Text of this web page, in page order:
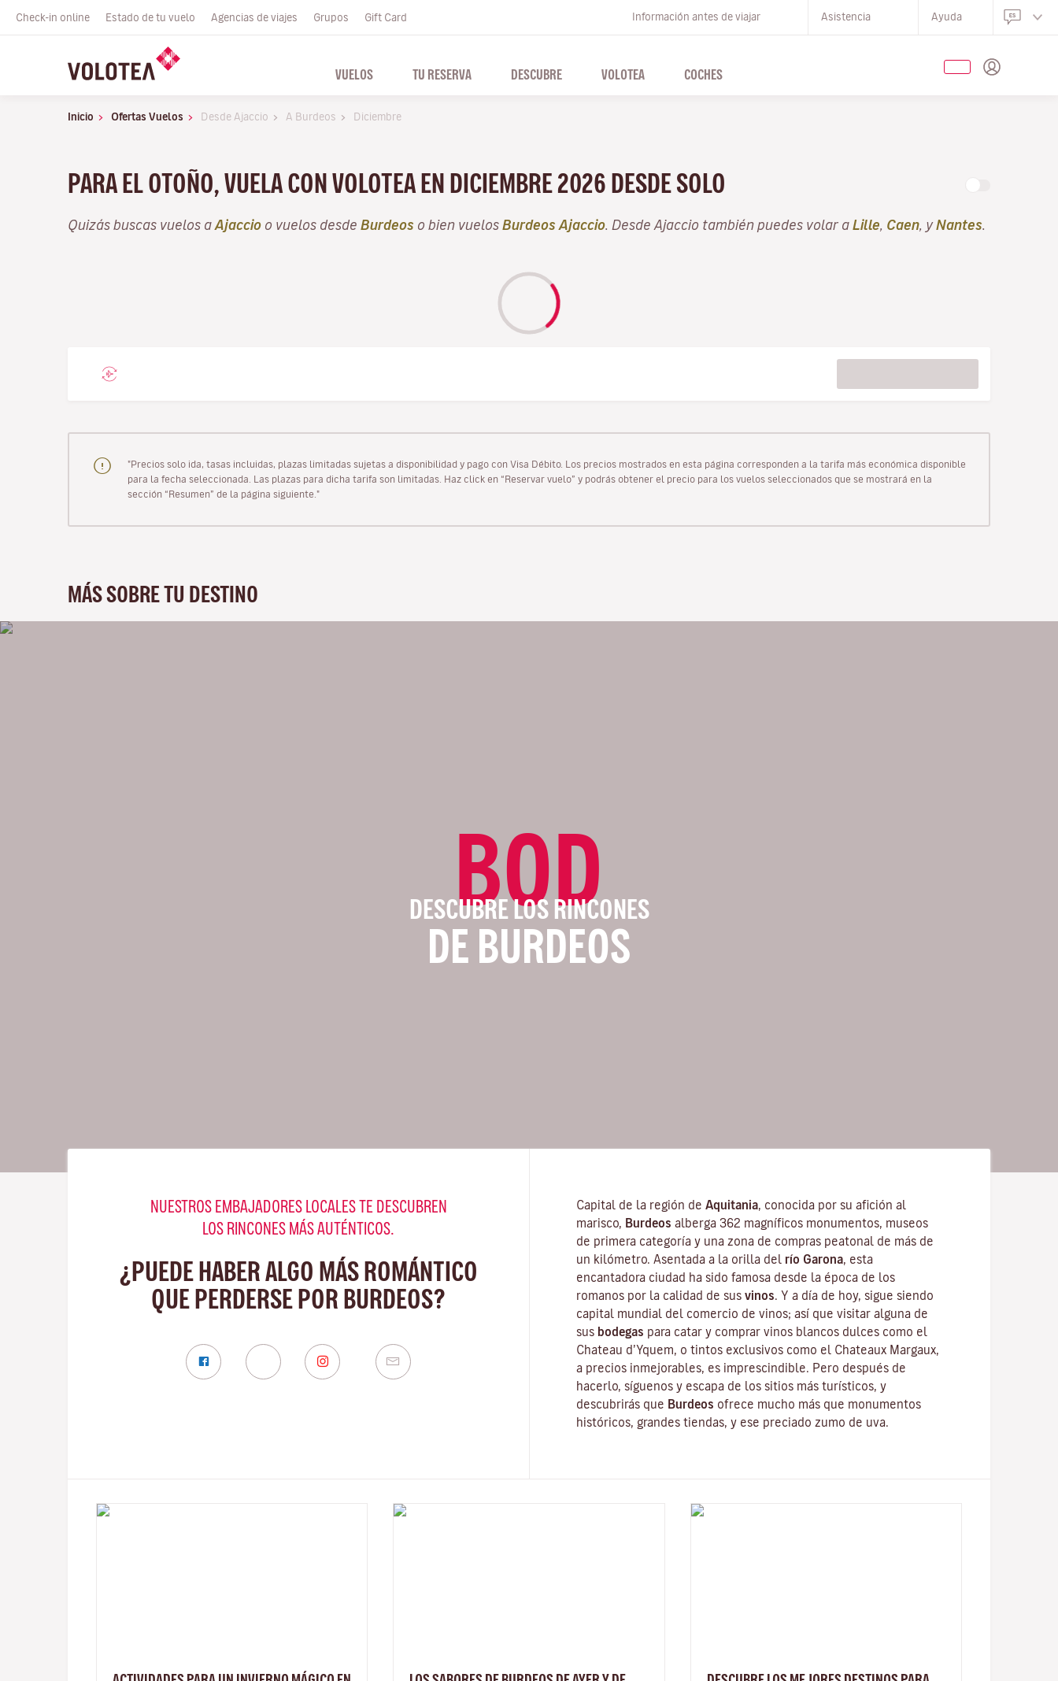
Check-in online Estado de tu vuelo Agencias de viajes Grupos Gift Card Información antes de viajar Asistencia Ayuda
VUELOS TU RESERVA DESCUBRE VOLOTEA COCHES
Inicio Ofertas Vuelos Desde Ajaccio A Burdeos Diciembre
PARA EL OTOÑO, VUELA CON VOLOTEA EN DICIEMBRE 2026 DESDE SOLO
Quizás buscas vuelos a Ajaccio o vuelos desde Burdeos o bien vuelos Burdeos Ajaccio . Desde Ajaccio también puedes volar a Lille Caen , yNantes
"Precios solo ida, tasas incluidas, plazas limitadas sujetas a disponibilidad y pago con Visa Débito. Los precios mostrados en esta página corresponden a la tarifa más económica disponible
para la fecha seleccionada. Las plazas para dicha tarifa son limitadas. Haz click en “Reservar vuelo” y podrás obtener el precio para los vuelos seleccionados que se mostrará en la
sección “Resumen” de la página siguiente."
MÁS SOBRE TU DESTINO
BOD
DESCUBRE LOS RINCONES
DE BURDEOS
NUESTROS EMBAJADORES LOCALES TE DESCUBREN
LOS RINCONES MÁS AUTÉNTICOS.
¿PUEDE HABER ALGO MÁS ROMÁNTICO
QUE PERDERSE POR BURDEOS?
Capital de la región de Aquitania , conocida por su afición al
marisco,
Burdeos alberga 362 magníficos monumentos, museos
de primera categoría y una zona de compras peatonal de más de
un kilómetro. Asentada a la orilla del río Garona , esta
encantadora ciudad ha sido famosa desde la época de los
romanos por la calidad de sus vinos . Y a día de hoy, sigue siendo
capital mundial del comercio de vinos; así que visitar alguna de
sus bodegas para catar y comprar vinos blancos dulces como el
Chateau d’Yquem, o tintos exclusivos como el Chateaux Margaux
a precios inmejorables, es imprescindible. Pero después de
hacerlo, síguenos y escapa de los sitios más turísticos, y
descubrirás que Burdeos ofrece mucho más que monumentos
históricos, grandes tiendas, y ese preciado zumo de uva.